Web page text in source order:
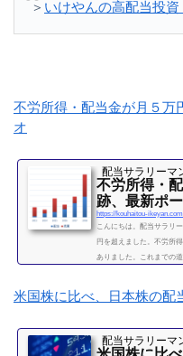
＞ いけやんの高配当投
不労所得・配当金が月５万
オ
配当サラリーマ
不労所得・
跡、最新ポ
こんにちは。配当サラリ
円を超えました。不労所
ありました。これまでの
を10年間続けて分かった4
続きを読む
米国株に比べ、日本株の配
配当サラリーマ